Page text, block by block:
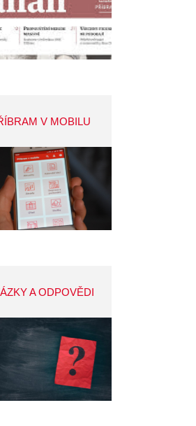
V MOBILU
A ODPOVĚDI